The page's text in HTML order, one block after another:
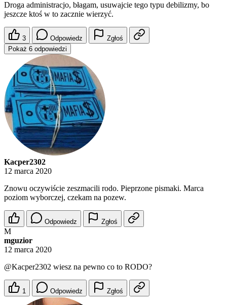
Droga administracjo, błagam, usuwajcie tego typu debilizmy, bo
jeszcze ktoś w to zacznie wierzyć.
3 Odpowiedz
Zgłoś
Pokaż 6 odpowiedzi
Kacper2302
12 marca 2020
Znowu oczywiście zeszmacili rodo. Pieprzone pismaki. Marca
poziom wyborczej, czekam na pozew.
Odpowiedz Zgłoś
M
mguzior
12 marca 2020
@Kacper2302 wiesz na pewno co to RODO?
1 Odpowiedz Zgłoś